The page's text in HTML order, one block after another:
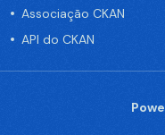
Associação CKAN
API do CKAN